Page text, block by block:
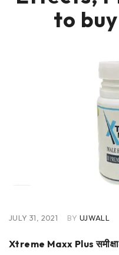
to
JULY 31, 2021 BY UJWALL
Xtreme Maxx Plus